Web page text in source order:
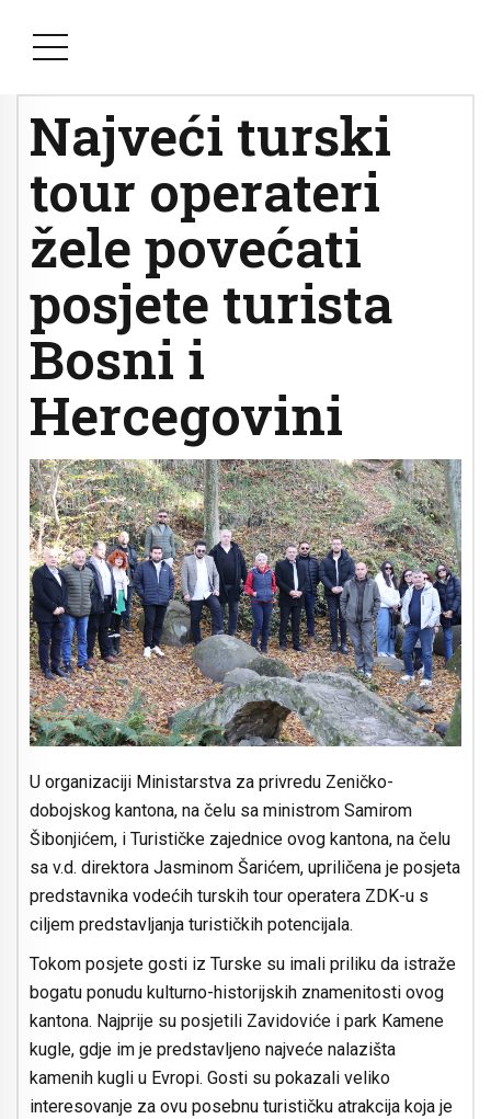
Najveći turski
tour operateri
žele povećati
posjete turista
Bosni i
Hercegovini
U organizaciji Ministarstva za privredu Zeničko-
dobojskog kantona, na čelu sa ministrom Samirom
Šibonjićem, i Turističke zajednice ovog kantona, na čelu
sa v.d. direktora Jasminom Šarićem, upriličena je posjeta
predstavnika vodećih turskih tour operatera ZDK-u s
ciljem predstavljanja turističkih potencijala.
Tokom posjete gosti iz Turske su imali priliku da istraže
bogatu ponudu kulturno-historijskih znamenitosti ovog
kantona. Najprije su posjetili Zavidoviće i park Kamene
kugle, gdje im je predstavljeno najveće nalazišta
kamenih kugli u Evropi. Gosti su pokazali veliko
interesovanje za ovu posebnu turističku atrakcija koja je